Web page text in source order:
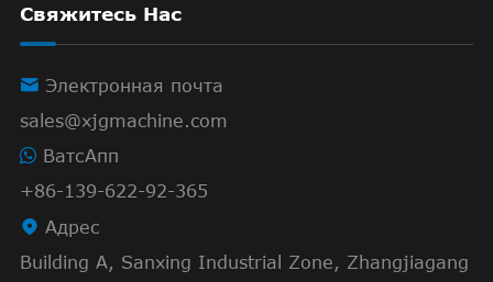
Свяжитесь Нас
 Электронная почта
sales@xjgmachine.com
ВатсАпп
+86-139-622-92-365
 Адрес
Building A, Sanxing Industrial Zone, Zhangjiagang